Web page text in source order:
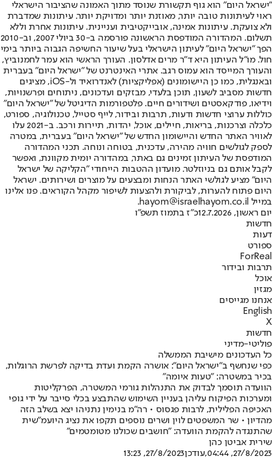
"ישראל היום" הוא גוף תקשורת שנוסד מתוך האמונה שהציבור הישראלי
ראוי לעיתונות טובה יותר, מאוזנת יותר ומדויקת יותר. עיתונות שמדברת
ולא צועקת. עיתונות אמינה, אובייקטיבית ועניינית. עיתונות אחרת וללא
תשלום. המהדורה המודפסת הראשונה פורסמה ב-30 ביולי 2007, וב-2010
הפך "ישראל היום" לעיתון הישראלי בעל שיעור החשיפה הגבוה ביותר בימי
חול. מו"ל העיתון היא ד"ר מרים אדלסון. העורך הראשי הוא עמר לחמנוביץ,
והעורך המייסד הוא עמוס רגב. אתרי האינטרנט של "ישראל היום" בעברית
ובאנגלית, כמו כן היישומונים (אפליקציות) לאנדרואיד ול-iOS, מציגים
חדשות מסביב לשעון, תוכן בלעדי, מבזקים ועדכונים, ניתוחים ופרשנויות,
וידיאו, פודקאסטים ושידורים חיים. פלטפורמות הדיגיטל של "ישראל היום"
כוללות ערוצי חדשות ודעות, תרבות ובידור, לייף סטייל, טכנולוגיה, ספורט,
כלכלה וצרכנות, בריאות, חיילים, אוכל, יהדות, תיירות ורכב. ב-2021 עלו
לאוויר האתר החדש והיישומון החדש של "ישראל היום" בעברית, במטרה
לספק לגולשים חוויה מהירה, עדכנית, בטוחה ונוחה. תכני המהדורה
המודפסת של העיתון זמינים גם באתר, במהדורה יומית מקוונת, ואפשר
לקבל אותם גם בניוזלטר. מועדון ההטבות הייחודי "הקליקה של ישראל
היום" מציע לגולשי האתר הנחות ומבצעים על מוצרים ושירותים. ישראל
היום פתוח להערות, לביקורת ולהצעות לשיפור מקהל הקוראים. פנו אלינו
במייל hayom@israelhayom.co.il.
יום ראשון, 12.7.2026
כ"ז בתמוז תשפ"ו
חדשות
דעות
ספורט
ForReal
תרבות ובידור
אוכל
מגזין
אנחנו מגייסים
English
X
חדשות
פוליטי-מדיני
כל העדכונים מישיבת הממשלה
כפי שנחשף ב"ישראל היום": אושרה הקמת ועדת בדיקה לפרשת הרוגלות,
בכיר במשטרה: "טעות איומה"
הוועדה תוסמך לבדוק את התנהלות גורמי המשטרה, הפרקליטות
ומערכות הפיקוח עליהן בעניין השימוש שהתבצע בכלי סייבר על ידי גופי
האכיפה הפלילית, לרבות פגסוס • רה"מ בנימין נתניהו יצא בשלב הזה
מהדיון • שר המשפטים לוין ושרים נוספים תקפו את נציג היועמ"שית
שהתנגדה להקמת הוועדה: "חושבים שכולנו מטומטמים"
שירית אביטן כהן
27/8/2023, 04:44
,עודכן27/8/2023, 13:23